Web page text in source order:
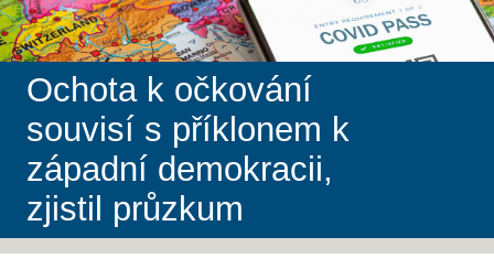
Ochota k očkování
souvisí s příklonem k
západní demokracii,
zjistil průzkum